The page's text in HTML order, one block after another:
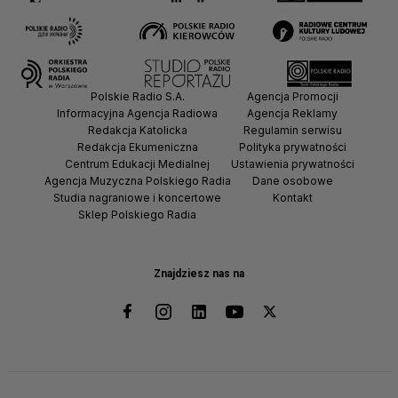
Znajdziesz nas na
Polskie Radio S.A.
Informacyjna Agencja Radiowa
Redakcja Katolicka
Redakcja Ekumeniczna
Centrum Edukacji Medialnej
Agencja Muzyczna Polskiego Radia
Studia nagraniowe i koncertowe
Sklep Polskiego Radia
Agencja Promocji
Agencja Reklamy
Regulamin serwisu
Polityka prywatności
Ustawienia prywatności
Dane osobowe
Kontakt